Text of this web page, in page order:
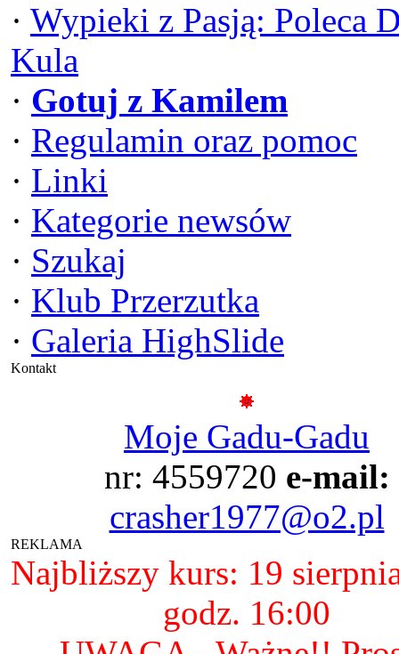
· Wypieki z Pasją: Poleca
Kula
· Gotuj z Kamilem
· Regulamin oraz pomoc
· Linki
· Kategorie newsów
· Szukaj
· Klub Przerzutka
· Galeria HighSlide
Kontakt
Moje Gadu-Gadu
nr: 4559720 e-mail:
crasher1977@o2.pl
REKLAMA
Najbliższy kurs: 19
godz. 16:00